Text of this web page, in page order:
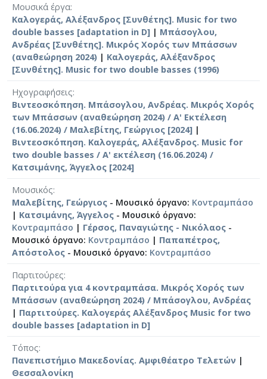
Μουσικά έργα
Καλογεράς, Αλέξανδρος [Συνθέτης]. Music for two
double basses [adaptation in D] | Μπάσογλου,
Ανδρέας [Συνθέτης]. Μικρός Χορός των Μπάσσων
(αναθεώρηση 2024) | Καλογεράς, Αλέξανδρος
[Συνθέτης]. Music for two double basses (1996)
Ηχογραφήσεις
Βιντεοσκόπηση. Μπάσογλου, Ανδρέας. Μικρός Χορός
των Μπάσσων (αναθεώρηση 2024) / Α' Εκτέλεση
(16.06.2024) / Μαλεβίτης, Γεώργιος [2024] |
Βιντεοσκόπηση. Καλογεράς, Αλέξανδρος. Music for
two double basses / Α' εκτέλεση (16.06.2024) /
Κατσιμάνης, Άγγελος [2024]
Μουσικός
Μαλεβίτης, Γεώργιος - Μουσικό όργανο: Κοντραμπάσο
| Κατσιμάνης, Άγγελος - Μουσικό όργανο:
Κοντραμπάσο | Γέρσος, Παναγιώτης - Νικόλαος -
Μουσικό όργανο: Κοντραμπάσο | Παπαπέτρος,
Απόστολος - Μουσικό όργανο: Κοντραμπάσο
Παρτιτούρες
Παρτιτούρα για 4 κοντραμπάσα. Μικρός Χορός των
Μπάσσων (αναθεώρηση 2024) / Μπάσογλου, Ανδρέας
| Παρτιτούρες. Καλογεράς Αλέξανδρος Music for two
double basses [adaptation in D]
Τόπος
Πανεπιστήμιο Μακεδονίας. Αμφιθέατρο Τελετών |
Θεσσαλονίκη